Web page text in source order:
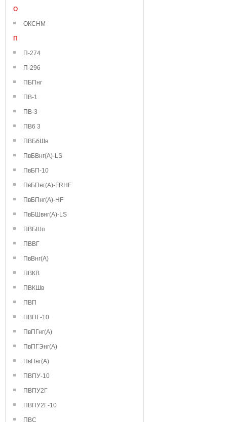
О
ОКСНМ
П
П-274
П-296
ПБПнг
ПВ-1
ПВ-3
ПВ6 3
ПВБбШв
ПвБВнг(А)-LS
ПвБП-10
ПвБПнг(А)-FRHF
ПвБПнг(А)-HF
ПвБШвнг(А)-LS
ПВБШп
ПВВГ
ПвВнг(А)
ПВКВ
ПВКШв
ПВП
ПВПГ-10
ПвПГнг(А)
ПвПГЭнг(А)
ПвПнг(А)
ПВПУ-10
ПВПУ2Г
ПВПУ2Г-10
ПВС